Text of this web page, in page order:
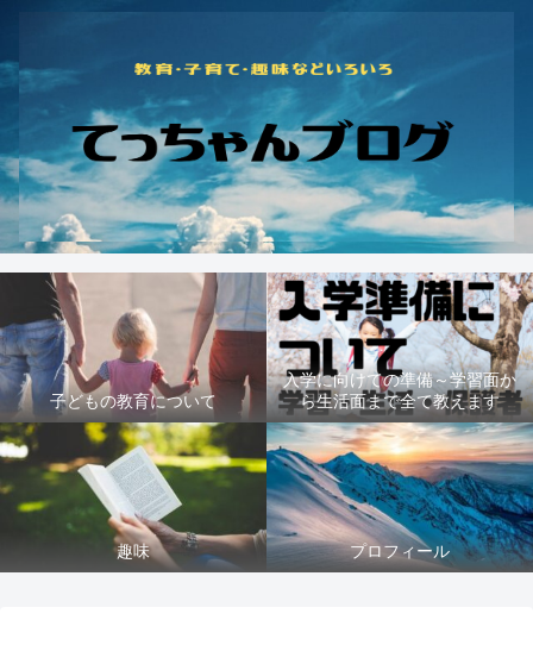
子どもの教育について
入学に向けての準備～学習面か
ら生活面まで全て教えます
趣味 プロフィール